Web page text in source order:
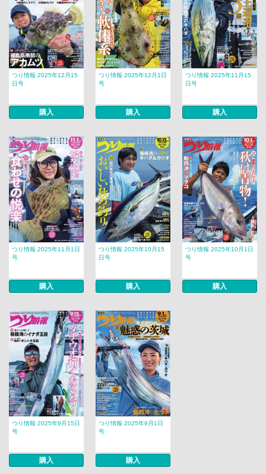
つり情報 2025年12月15
日号
購入
つり情報 2025年12月1日
号
購入
つり情報 2025年11月15
日号
購入
つり情報 2025年11月1日
号
購入
つり情報 2025年10月15
日号
購入
つり情報 2025年10月1日
号
購入
つり情報 2025年9月15日
号
購入
つり情報 2025年9月1日
号
購入